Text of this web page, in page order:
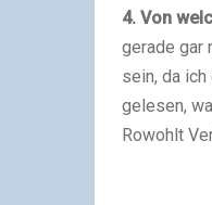
4. Von
gerade gar
sein, da
gelesen,
Rowohlt